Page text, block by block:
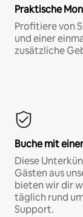
Praktische
Profitiere von
und einer
zusätzliche
Buche mit
Diese
Gästen aus
bieten wir dir
täglich rund
Support.